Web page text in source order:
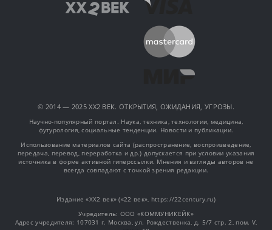
© 2014 — 2025 XX2 ВЕК. ОТКРЫТИЯ, ОЖИДАНИЯ, УГРОЗЫ.
Научно-популярный портал. Наука, техника, технологии, медицина,
футурология, социальные тенденции. Новости и публикации.
Использование материалов сайта (распространение, воспроизведение,
передача, перевод, переработка и др.) допускается при условии указания
источника в форме активной гиперссылки. Мнения и взгляды авторов не
всегда совпадают с точкой зрения редакции.
Издание «XX2 век» («22 век», https://22century.ru)
Учредитель: OOO «КОММУНИКЕЙК»
Адрес учредителя: 107031 г. Москва, ул. Рождественка, д. 5/7 стр. 2, пом. V,